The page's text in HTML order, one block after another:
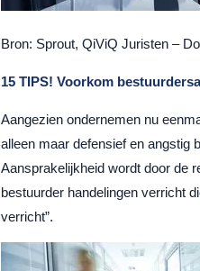
Bron: Sprout, QiViQ Juristen –
15 TIPS! Voorkom
Aangezien ondernemen nu
alleen maar defensief en angstig
Aansprakelijkheid wordt door de
bestuurder handelingen verricht
verricht”.